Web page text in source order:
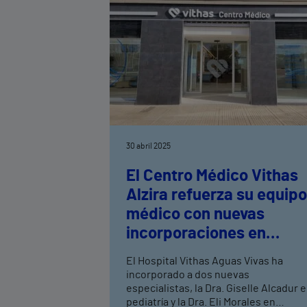
30 abril 2025
El Centro Médico Vithas
Alzira refuerza su equipo
médico con nuevas
incorporaciones en
pediatría y
otorrinolaringología
El Hospital Vithas Aguas Vivas ha
incorporado a dos nuevas
especialistas, la Dra. Giselle Alcadur
pediatría y la Dra. Eli Morales en